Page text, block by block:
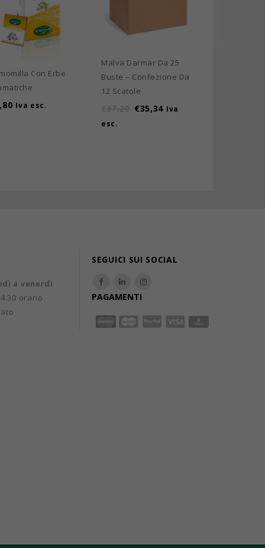
Con Erbe
Iva esc.
Malva Darmar Da 25
Buste – Confezione Da
12 Scatole
€37,20 €35,34 Iva
esc.
a venerdì
orario
SEGUICI SUI SOCIAL
PAGAMENTI